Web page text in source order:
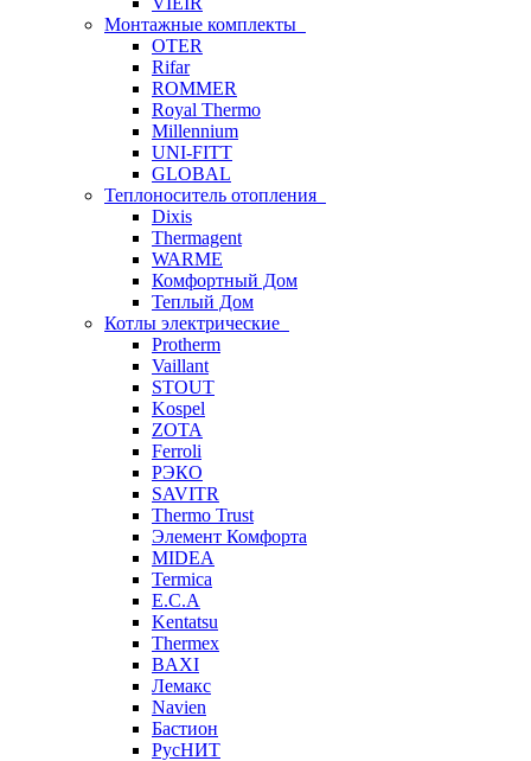
Монтажные комплекты
OTER
Rifar
ROMMER
Royal Thermo
Millennium
UNI-FITT
GLOBAL
Теплоноситель отопления
Dixis
Thermagent
WARME
Комфортный Дом
Теплый Дом
Котлы электрические
Protherm
Vaillant
STOUT
Kospel
ZOTA
Ferroli
РЭКО
SAVITR
Thermo Trust
Элемент Комфорта
MIDEA
Termica
E.C.A
Kentatsu
Thermex
BAXI
Лемакс
Navien
Бастион
РусНИТ